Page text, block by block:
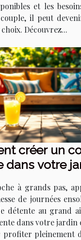
et les
il peut
Découvrez...
créer un
dans votre
à grands pas,
de journées
détente au grand
dans votre jardin
profiter pleinement